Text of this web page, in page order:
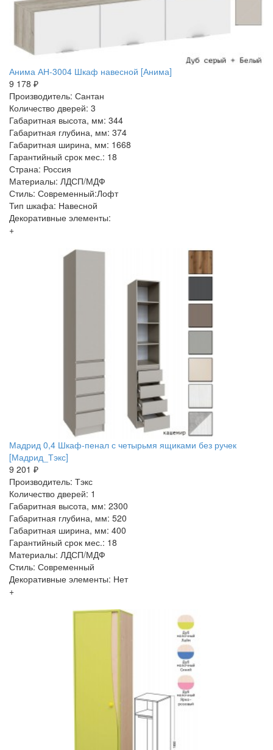
Анима АН-3004 Шкаф навесной [Анима]
9 178 ₽
Производитель: Сантан
Количество дверей: 3
Габаритная высота, мм: 344
Габаритная глубина, мм: 374
Габаритная ширина, мм: 1668
Гарантийный срок мес.: 18
Страна: Россия
Материалы: ЛДСП/МДФ
Стиль: Современный:Лофт
Тип шкафа: Навесной
Декоративные элементы:
+
Мадрид 0,4 Шкаф-пенал с четырьмя ящиками без ручек
[Мадрид_Тэкс]
9 201 ₽
Производитель: Тэкс
Количество дверей: 1
Габаритная высота, мм: 2300
Габаритная глубина, мм: 520
Габаритная ширина, мм: 400
Гарантийный срок мес.: 18
Материалы: ЛДСП/МДФ
Стиль: Современный
Декоративные элементы: Нет
+